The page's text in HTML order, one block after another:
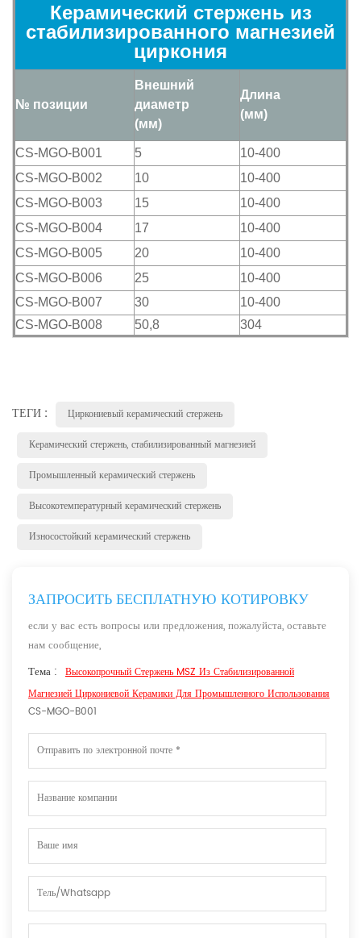
Керамический стержень из
стабилизированного магнезией
циркония
№ позиции
Внешний
диаметр
(мм)
Длина
(мм)
CS-MGO-B001 5
10-400
CS-MGO-B002
10
10-400
CS-MGO-B003
15
10-400
CS-MGO-B004
17
10-400
CS-MGO-B005
20
10-400
CS-MGO-B006
25
10-400
CS-MGO-B007
30
10-400
CS-MGO-B008
50,8 304
ТЕГИ :
Циркониевый керамический стержень
Керамический стержень, стабилизированный магнезией
Промышленный керамический стержень
Высокотемпературный керамический стержень
Износостойкий керамический стержень
ЗАПРОСИТЬ БЕСПЛАТНУЮ КОТИРОВКУ
если у вас есть вопросы или предложения, пожалуйста, оставьте
нам сообщение,
Тема : Высокопрочный Стержень MSZ Из Стабилизированной
Магнезией Циркониевой Керамики Для Промышленного Использования
CS-MGO-B001